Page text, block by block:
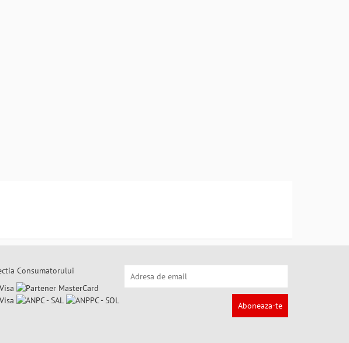
Consumatorului
Aboneaza-te